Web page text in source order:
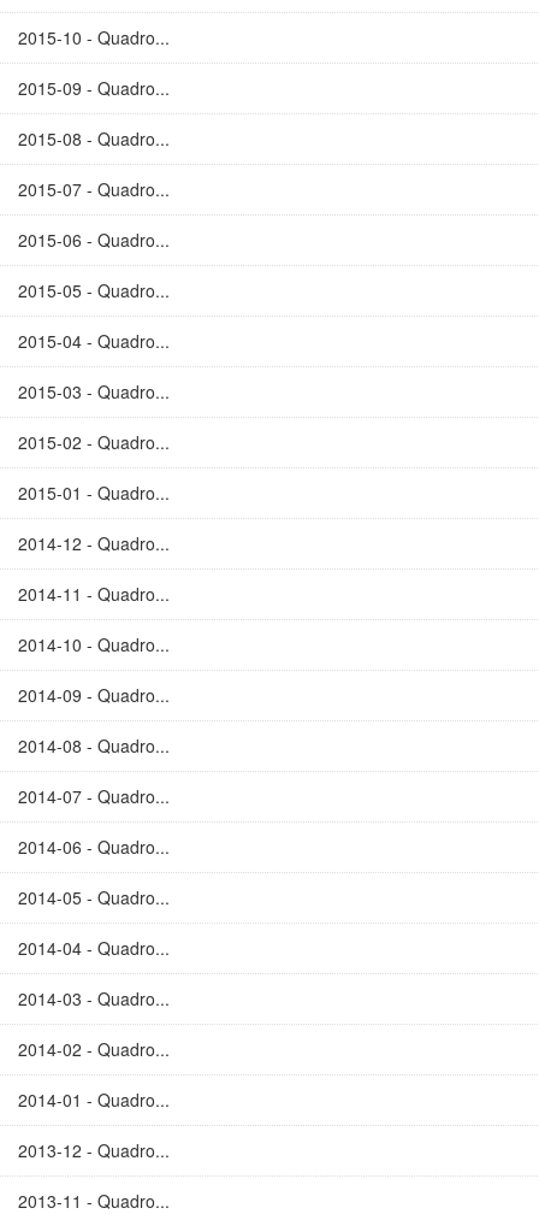
2015-10 - Quadro...
2015-09 - Quadro...
2015-08 - Quadro...
2015-07 - Quadro...
2015-06 - Quadro...
2015-05 - Quadro...
2015-04 - Quadro...
2015-03 - Quadro...
2015-02 - Quadro...
2015-01 - Quadro...
2014-12 - Quadro...
2014-11 - Quadro...
2014-10 - Quadro...
2014-09 - Quadro...
2014-08 - Quadro...
2014-07 - Quadro...
2014-06 - Quadro...
2014-05 - Quadro...
2014-04 - Quadro...
2014-03 - Quadro...
2014-02 - Quadro...
2014-01 - Quadro...
2013-12 - Quadro...
2013-11 - Quadro...